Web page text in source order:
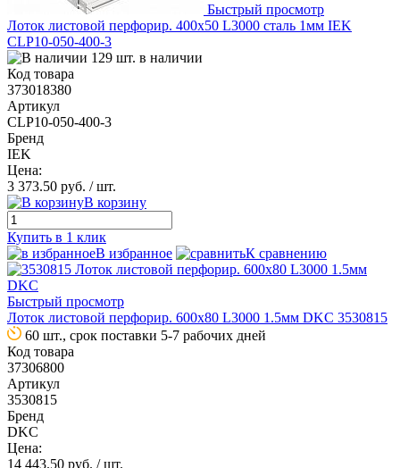
Быстрый просмотр
Лоток листовой перфорир. 400х50 L3000 сталь 1мм IEK
CLP10-050-400-3
129 шт. в наличии
Код товара
373018380
Артикул
CLP10-050-400-3
Бренд
IEK
Цена:
3 373.50 руб. / шт.
В корзину
Купить в 1 клик
В избранное
К сравнению
Быстрый просмотр
Лоток листовой перфорир. 600х80 L3000 1.5мм DKC 3530815
60 шт., срок поставки 5-7 рабочих дней
Код товара
37306800
Артикул
3530815
Бренд
DKC
Цена:
14 443.50 руб. / шт.